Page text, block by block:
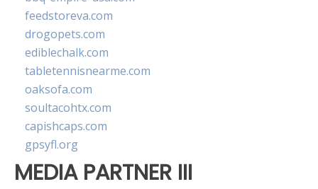
feedstoreva.com
drogopets.com
ediblechalk.com
tabletennisnearme.com
oaksofa.com
soultacohtx.com
capishcaps.com
gpsyfl.org
MEDIA PARTNER III